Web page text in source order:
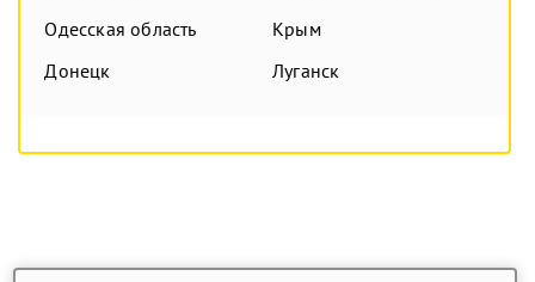
Одесская область
Крым
Донецк
Луганск